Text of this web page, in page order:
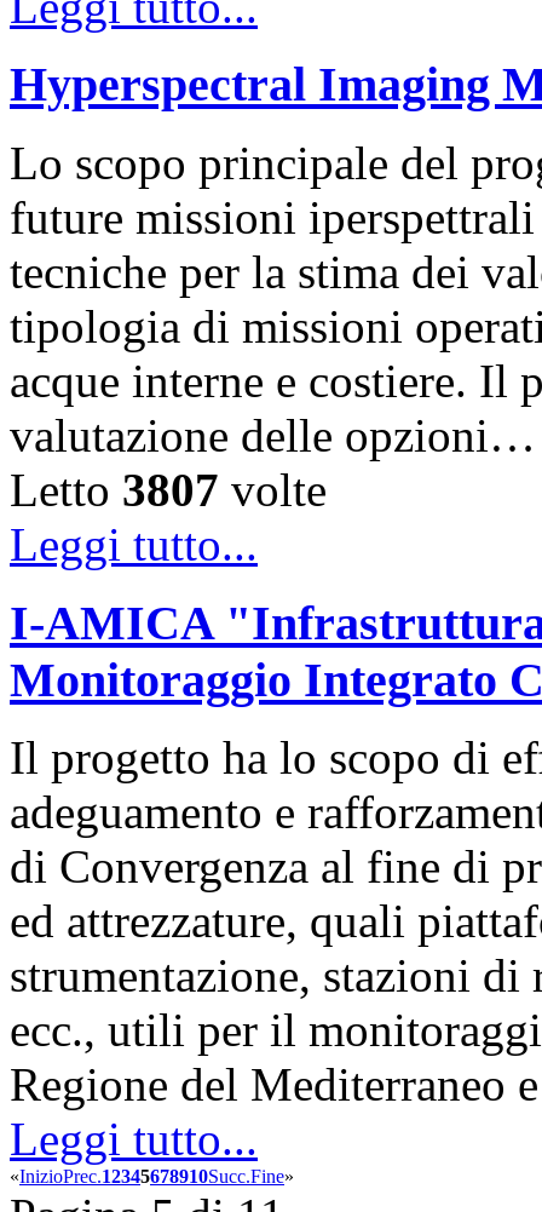
Hyperspectral Imaging
Lo scopo principale del
future missioni
tecniche per la stima dei
tipologia di missioni
acque interne e costiere. Il
valutazione delle opzioni…
Letto 3807 volte
Leggi tutto...
I-AMICA "Infrastruttura
Monitoraggio Integrato
Il progetto ha lo scopo di
adeguamento e
di Convergenza al fine di
ed attrezzature, quali
strumentazione, stazioni
ecc., utili per il
Regione del Mediterraneo
Leggi tutto...
«InizioPrec.12345678910Succ.Fine»